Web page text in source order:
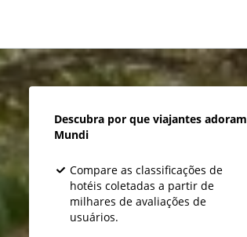
Descubra por que viajantes adoram
Mundi
Compare as classificações de
hotéis coletadas a partir de
milhares de avaliações de
usuários.